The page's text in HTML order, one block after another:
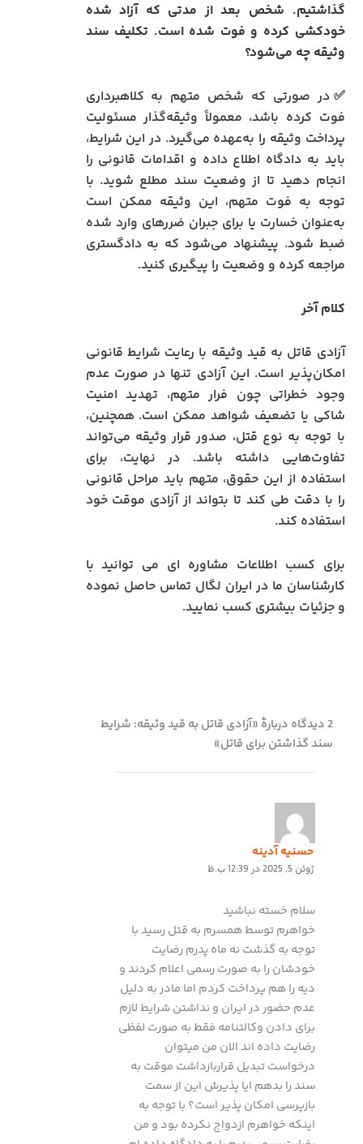
گذاشتیم. شخص بعد از مدتی که آزاد شده
خودکشی کرده و فوت شده است. تکلیف سند
وثیقه چه می‌شود؟
✅در صورتی که شخص متهم به کلاهبرداری
فوت کرده باشد، معمولاً وثیقه‌گذار مسئولیت
پرداخت وثیقه را به‌عهده می‌گیرد. در این شرایط،
باید به دادگاه اطلاع داده و اقدامات قانونی را
انجام دهید تا از وضعیت سند مطلع شوید. با
توجه به فوت متهم، این وثیقه ممکن است
به‌عنوان خسارت یا برای جبران ضررهای وارد شده
ضبط شود. پیشنهاد می‌شود که به دادگستری
مراجعه کرده و وضعیت را پیگیری کنید.
کلام آخر
آزادی قاتل به قید وثیقه با رعایت شرایط قانونی
امکان‌پذیر است. این آزادی تنها در صورت عدم
وجود خطراتی چون فرار متهم، تهدید امنیت
شاکی یا تضعیف شواهد ممکن است. همچنین،
با توجه به نوع قتل، صدور قرار وثیقه می‌تواند
تفاوت‌هایی داشته باشد. در نهایت، برای
استفاده از این حقوق، متهم باید مراحل قانونی
را با دقت طی کند تا بتواند از آزادی موقت خود
استفاده کند.
برای کسب اطلاعات مشاوره ای می توانید با
کارشناسان ما در ایران لگال تماس حاصل نموده
و جزئیات بیشتری کسب نمایید.
2 دیدگاه دربارهٔ «آزادی قاتل به قید وثیقه: شرایط
سند گذاشتن برای قاتل»
حسنیه آدینه
ژوئن 5, 2025 در 12:39 ب.ظ
سلام خسته نباشید
خواهرم توسط همسرم به قتل رسید با
توجه به گذشت نه ماه پدرم رضایت
خودشان را به صورت رسمی اعلام کردند و
دیه را هم پرداخت کردم اما مادر به دلیل
عدم حضور در ایران و نداشتن شرایط لازم
برای دادن وکالتنامه فقط به صورت لفظی
رضایت داده اند الان من میتوان
درخواست تبدیل قراربازداشت موقت به
سند را بدهم ایا پذیرش این از سمت
بازپرسی امکان پذیر است؟ با توجه به
اینکه خواهرم ازدواج نکرده بود و من